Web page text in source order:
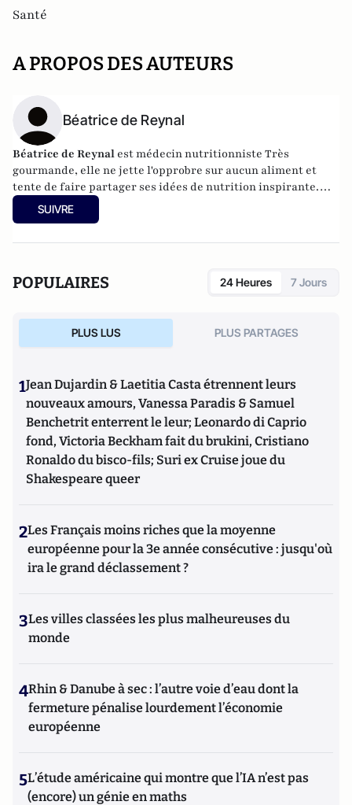
Santé
A PROPOS DES AUTEURS
Béatrice de Reynal
Béatrice de Reynal est médecin nutritionniste Très
gourmande, elle ne jette l'opprobre sur aucun aliment et
tente de faire partager ses idées de nutrition inspirante.
Elle est par ailleurs l'auteur du blog "
SUIVRE
POPULAIRES 24 Heures 7 Jours
PLUS LUS PLUS PARTAGES
1Jean Dujardin & Laetitia Casta étrennent leurs
nouveaux amours, Vanessa Paradis & Samuel
Benchetrit enterrent le leur; Leonardo di Caprio
fond, Victoria Beckham fait du brukini, Cristiano
Ronaldo du bisco-fils; Suri ex Cruise joue du
Shakespeare queer
2Les Français moins riches que la moyenne
européenne pour la 3e année consécutive : jusqu'où
ira le grand déclassement ?
3Les villes classées les plus malheureuses du
monde
4Rhin & Danube à sec : l’autre voie d’eau dont la
fermeture pénalise lourdement l’économie
européenne
5L’étude américaine qui montre que l’IA n’est pas
(encore) un génie en maths